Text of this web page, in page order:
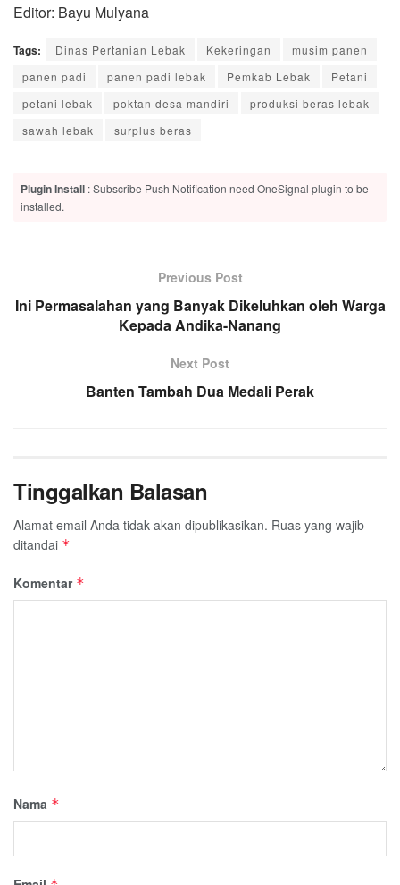
Editor: Bayu Mulyana
Tags: Dinas Pertanian Lebak Kekeringan
musim panen
panen padi
panen padi lebak Pemkab Lebak
Petani
petani lebak
poktan desa mandiri
produksi beras lebak
sawah lebak
surplus beras
Plugin Install : Subscribe Push Notification need OneSignal plugin to be
installed.
Previous Post
Ini Permasalahan yang Banyak Dikeluhkan oleh Warga
Kepada Andika-Nanang
Next Post
Banten Tambah Dua Medali Perak
Tinggalkan Balasan
Alamat email Anda tidak akan dipublikasikan. Ruas yang wajib
ditandai *
Komentar *
Nama *